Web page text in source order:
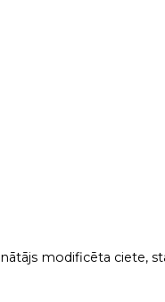
modificēta ciete,